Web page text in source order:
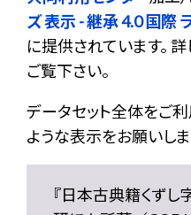
ズ 表示 - 継承 4.0 国際
に提供されています。 詳
ご覧下さい。
データセット全体をご
ような表示をお願いしま
『日本古典籍くずし